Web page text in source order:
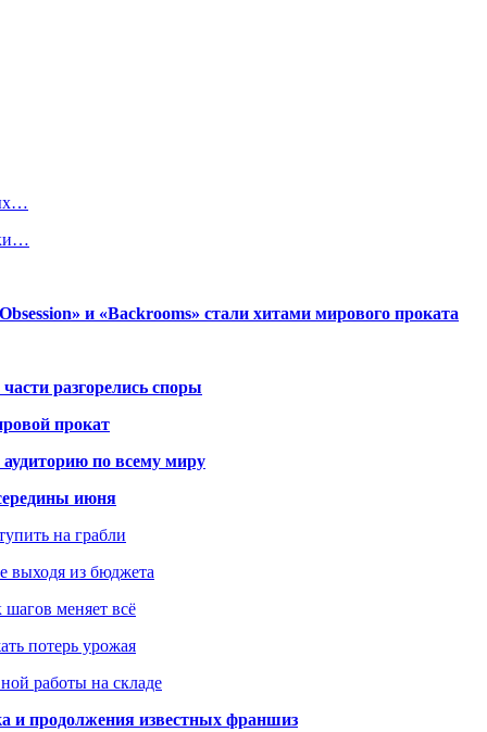
и «Backrooms» стали хитами мирового проката
разгорелись споры
прокат
по всему миру
июня
на грабли
выходя из бюджета
шагов меняет всё
потерь урожая
работы на складе
и продолжения известных франшиз